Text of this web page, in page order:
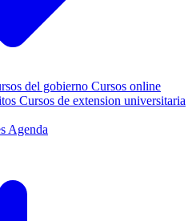
del gobierno Cursos online
Cursos de extension universitaria
Agenda